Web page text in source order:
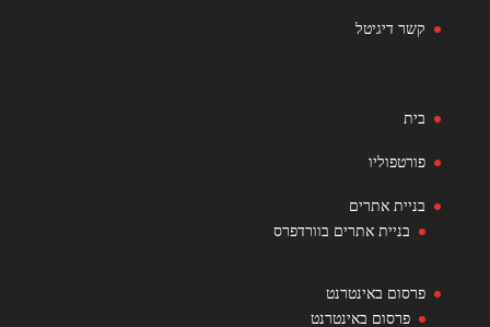
קשר דיגיטל
בית
פורטפוליו
בניית אתרים
בניית אתרים בוורדפרס
פרסום באינטרנט
פרסום באינטרנט